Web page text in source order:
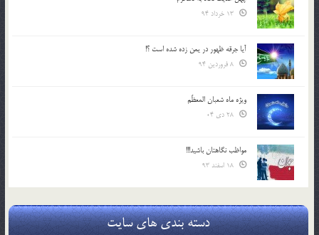
آیا جرقه ظهور در یمن زده شده است ؟!
ویژه ماه شعبان المعظّم
مواظب نگاهتان باشید!!!
دسته بندی های سایت